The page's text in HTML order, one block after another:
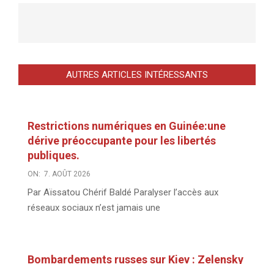
AUTRES ARTICLES INTÉRESSANTS
Restrictions numériques en Guinée:une
dérive préoccupante pour les libertés
publiques.
ON: 7. AOÛT 2026
Par Aïssatou Chérif Baldé Paralyser l’accès aux
réseaux sociaux n’est jamais une
Bombardements russes sur Kiev : Zelensky